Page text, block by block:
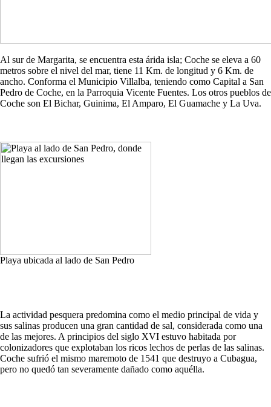
Al sur de Margarita, se encuentra esta árida isla; Coche se eleva a 60
metros sobre el nivel del mar, tiene 11 Km. de longitud y 6 Km. de
ancho. Conforma el Municipio Villalba, teniendo como Capital a San
Pedro de Coche, en la Parroquia Vicente Fuentes. Los otros pueblos de
Coche son El Bichar, Guinima, El Amparo, El Guamache y La Uva.
Playa ubicada al lado de San Pedro
La actividad pesquera predomina como el medio principal de vida y
sus salinas producen una gran cantidad de sal, considerada como una
de las mejores. A principios del siglo XVI estuvo habitada por
colonizadores que explotaban los ricos lechos de perlas de las salinas.
Coche sufrió el mismo maremoto de 1541 que destruyo a Cubagua,
pero no quedó tan severamente dañado como aquélla.